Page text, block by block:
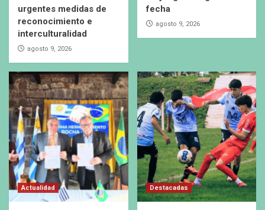
urgentes medidas de
reconocimiento e
interculturalidad
agosto 9, 2026
fecha
agosto 9, 2026
Actualidad Destacadas